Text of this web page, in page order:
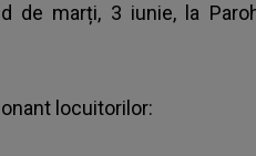
de marți, 3 iunie, la
locuitorilor: